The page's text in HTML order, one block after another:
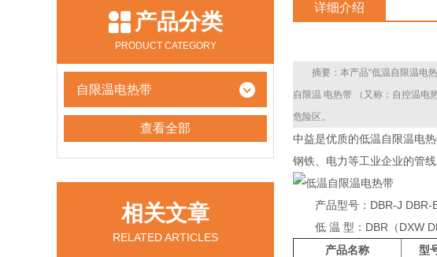
产品分类
PRODUCT CATEGORY
自限温电热带
查看全部
相关文章
RELATED ARTICLES
详细介绍
摘要：本产品“低温自限温电
自限温 电热带 （又称：自控温电
危险区。
中益是优质的低温自限温电
钢铁、电力等工业企业的管
产品型号：DBR-J DBR-B
低 温 型：DBR（DXW
产品名称
型